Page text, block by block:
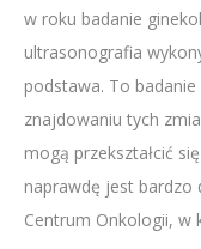
w roku badanie
ultrasonografia
podstawa. To
znajdowaniu tych
mogą przekształcić
naprawdę jest bardzo
Centrum Onkologii, w